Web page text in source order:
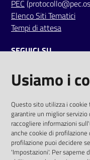
i
t
à
i
e
e
r
e
A
PEC
Elenco Siti Tematici
Tempi di attesa
SEGUICI SU
twitterfacebook
AREA DIPENDENTI
Posta Elettronica
Cloud aziendale(
Portale del Dipendente
Usiamo i
Questo sito utilizza i cookie
garantire un miglior
raccogliere informazioni
anche cookie di
profilazione puoi decidere
'Impostazioni'. Per saperne